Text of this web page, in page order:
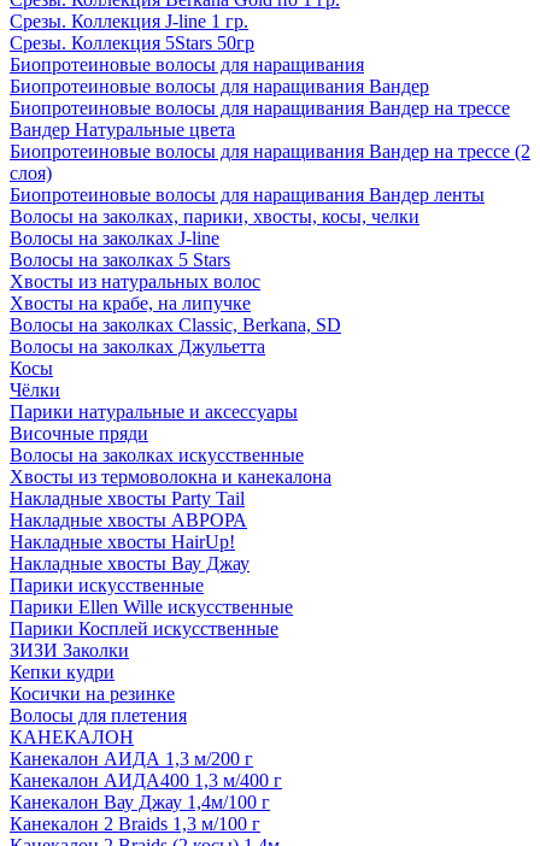
Срезы. Коллекция J-line 1 гр.
Срезы. Коллекция 5Stars 50гр
Биопротеиновые волосы для наращивания
Биопротеиновые волосы для наращивания Вандер
Биопротеиновые волосы для наращивания Вандер на трессе
Вандер Натуральные цвета
Биопротеиновые волосы для наращивания Вандер на трессе (2
слоя)
Биопротеиновые волосы для наращивания Вандер ленты
Волосы на заколках, парики, хвосты, косы, челки
Волосы на заколках J-line
Волосы на заколках 5 Stars
Хвосты из натуральных волос
Хвосты на крабе, на липучке
Волосы на заколках Classic, Berkana, SD
Волосы на заколках Джульетта
Косы
Чёлки
Парики натуральные и аксессуары
Височные пряди
Волосы на заколках искусственные
Хвосты из термоволокна и канекалона
Накладные хвосты Party Tail
Накладные хвосты АВРОРА
Накладные хвосты HairUp!
Накладные хвосты Вау Джау
Парики искусственные
Парики Ellen Wille искусственные
Парики Косплей искусственные
ЗИЗИ Заколки
Кепки кудри
Косички на резинке
Волосы для плетения
КАНЕКАЛОН
Канекалон АИДА 1,3 м/200 г
Канекалон АИДА400 1,3 м/400 г
Канекалон Вау Джау 1,4м/100 г
Канекалон 2 Braids 1,3 м/100 г